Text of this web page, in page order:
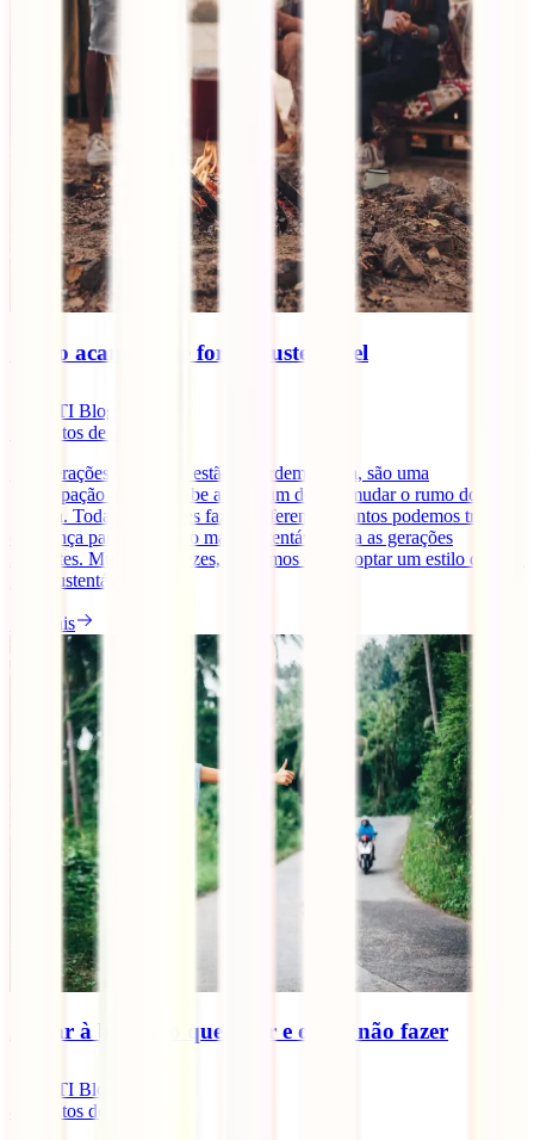
Como acampar de forma sustentável
IATI Blog
minutos de leitura
As alterações climáticas estão na ordem do dia, são uma
preocupação global e cabe a cada um de nós mudar o rumo do
planeta. Todas as atitudes fazem diferença e juntos podemos trazer
esperança para um futuro mais sustentável para as gerações
seguintes. Muitas das vezes, pensamos que adoptar um estilo de vida
mais sustentável, [...]
Ler mais
Andar à boleia: o que fazer e o que não fazer
IATI Blog
minutos de leitura